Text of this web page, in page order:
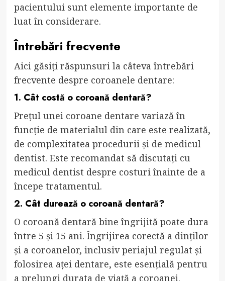
pacientului sunt elemente importante de
luat în considerare.
Întrebări frecvente
Aici găsiți răspunsuri la câteva întrebări
frecvente despre coroanele dentare:
1. Cât costă o coroană dentară?
Prețul unei coroane dentare variază în
funcție de materialul din care este realizată,
de complexitatea procedurii și de medicul
dentist. Este recomandat să discutați cu
medicul dentist despre costuri înainte de a
începe tratamentul.
2. Cât durează o coroană dentară?
O coroană dentară bine îngrijită poate dura
între 5 și 15 ani. Îngrijirea corectă a dinților
și a coroanelor, inclusiv periajul regulat și
folosirea aței dentare, este esențială pentru
a prelungi durata de viață a coroanei.